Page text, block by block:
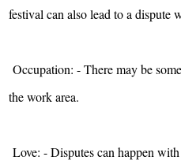
festival can also lead to a dispute
Occupation: - There may be
the work area.
Love: - Disputes can happen with